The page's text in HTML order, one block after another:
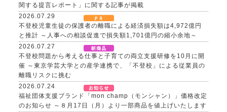
関する提言レポート」に関する記事が掲載
2026.07.29
不登校児童生徒の保護者の離職による経済損失額は4,972億円
と推計 ～人事への相談促進で損失額1,701億円の縮小余地～
2026.07.27
不登校問題から考える仕事と子育ての両立支援研修を10月に開
催 ～東京学芸大学との産学連携で、「不登校」による従業員の
離職リスクに挑む
2026.07.24
福祉団体支援ブランド「mon champ（モンシャン）」価格改定
のお知らせ ～８月17日（月）より一部商品を値上げいたします